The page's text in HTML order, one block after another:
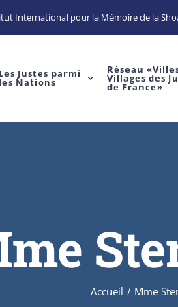
International pour la Mémoire de la
Les Justes parmi
les Nations
Réseau
Villages des
de France»
Accueil / Mme